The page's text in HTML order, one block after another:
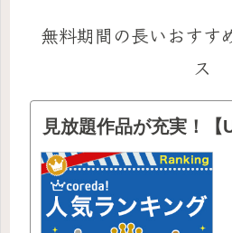
無料期間の長いおすす
ス
見放題作品が充実！【